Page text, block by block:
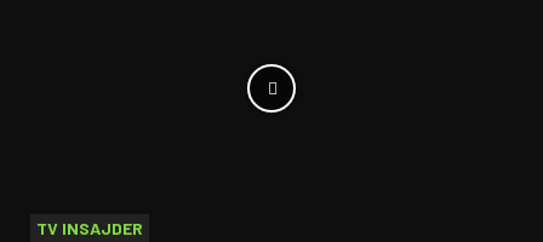
TV INSAJDER